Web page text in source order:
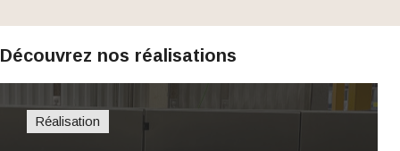
Découvrez nos réalisations
Réalisation